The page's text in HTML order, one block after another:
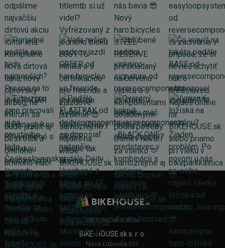
FAKTURAČNÁ ADRESA
BIKE-HOUSE.sk s. r. o.
Nová Ľubovňa 531